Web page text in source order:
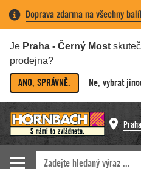
Doprava zdarma na všechny
Je Praha - Černý Most
prodejna?
ANO, SPRÁVNĚ. Ne, vybrat